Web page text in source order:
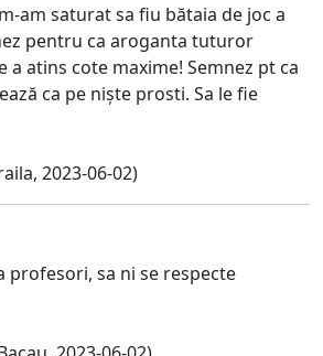
am saturat sa fiu bătaia de joc a
pentru ca aroganta tuturor
a atins cote maxime! Semnez pt ca
ca pe niște prosti. Sa le fie
2023-06-02)
profesori, sa ni se respecte